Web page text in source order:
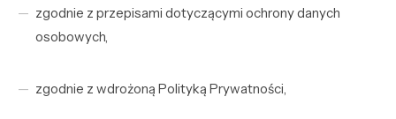
zgodnie z przepisami dotyczącymi ochrony danych
osobowych,
zgodnie z wdrożoną Polityką Prywatności,